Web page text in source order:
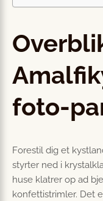
foto-
Forestil dig et
styrter ned i
huse klatrer op ad
konfettistrimler. Det